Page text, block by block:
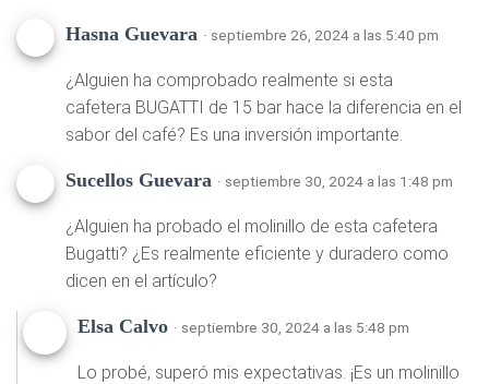
Hasna Guevara · septiembre 26, 2024 a las 5:40 pm
¿Alguien ha comprobado realmente si esta
cafetera BUGATTI de 15 bar hace la diferencia en el
sabor del café? Es una inversión importante.
Sucellos Guevara · septiembre 30, 2024 a las 1:48 pm
¿Alguien ha probado el molinillo de esta cafetera
Bugatti? ¿Es realmente eficiente y duradero como
dicen en el artículo?
Elsa Calvo · septiembre 30, 2024 a las 5:48 pm
Lo probé, superó mis expectativas. ¡Es un molinillo